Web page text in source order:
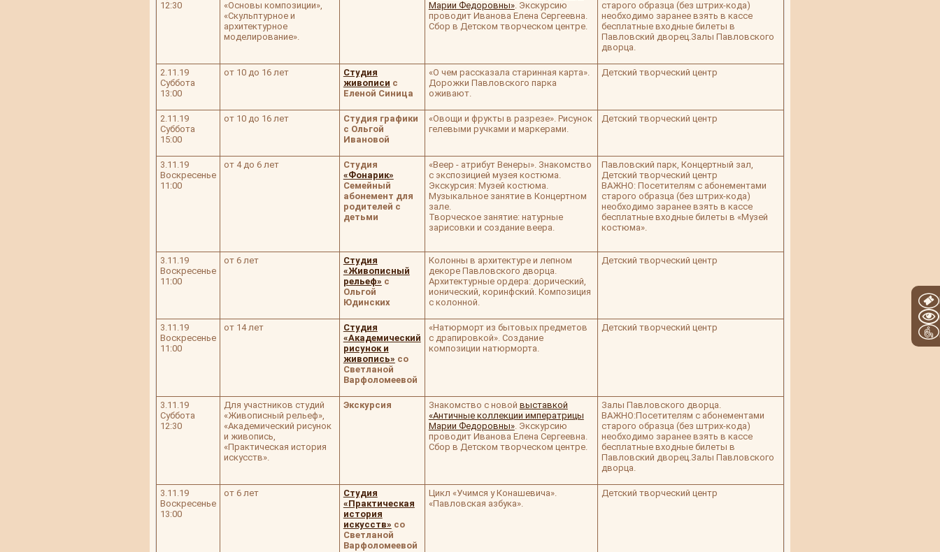
12:30
«Основы композиции»,
«Скульптурное и
архитектурное
моделирование».
Марии Федоровны». Экскурсию
проводит Иванова Елена Сергеевна.
Сбор в Детском творческом центре.
старого образца (без штрих-кода)
необходимо заранее взять в кассе
бесплатные входные билеты в
Павловский дворец.Залы Павловского
дворца.
2.11.19
Суббота
13:00
от 10 до 16 лет
Студия
живописи с
Еленой Синица
«О чем рассказала старинная карта».
Дорожки Павловского парка
оживают.
Детский творческий центр
2.11.19
Суббота
15:00
от 10 до 16 лет
Студия графики
с Ольгой
Ивановой
«Овощи и фрукты в разрезе». Рисунок
гелевыми ручками и маркерами.
Детский творческий центр
3.11.19
Воскресенье
11:00
от 4 до 6 лет
Студия
«Фонарик»
Семейный
абонемент для
родителей с
детьми
«Веер - атрибут Венеры». Знакомство
с экспозицией музея костюма.
Экскурсия: Музей костюма.
Музыкальное занятие в Концертном
зале.
Творческое занятие: натурные
зарисовки и создание веера.
Павловский парк, Концертный зал,
Детский творческий центр
ВАЖНО: Посетителям с абонементами
старого образца (без штрих-кода)
необходимо заранее взять в кассе
бесплатные входные билеты в «Музей
костюма».
3.11.19
Воскресенье
11:00
от 6 лет
Студия
«Живописный
рельеф» с
Ольгой
Юдинских
Колонны в архитектуре и лепном
декоре Павловского дворца.
Архитектурные ордера: дорический,
ионический, коринфский. Композиция
с колонной.
Детский творческий центр
3.11.19
Воскресенье
11:00
от 14 лет
Студия
«Академический
рисунок и
живопись» со
Светланой
Варфоломеевой
«Натюрморт из бытовых предметов
с драпировкой». Создание
композиции натюрморта.
Детский творческий центр
3.11.19
Суббота
12:30
Для участников студий
«Живописный рельеф»,
«Академический рисунок
и живопись,
«Практическая история
искусств».
Экскурсия Знакомство с новой выставкой
«Античные коллекции императрицы
Марии Федоровны». Экскурсию
проводит Иванова Елена Сергеевна.
Сбор в Детском творческом центре.
Залы Павловского дворца.
ВАЖНО:Посетителям с абонементами
старого образца (без штрих-кода)
необходимо заранее взять в кассе
бесплатные входные билеты в
Павловский дворец.Залы Павловского
дворца.
3.11.19
Воскресенье
13:00
от 6 лет
Студия
«Практическая
история
искусств» со
Светланой
Варфоломеевой
Цикл «Учимся у Конашевича».
«Павловская азбука».
Детский творческий центр